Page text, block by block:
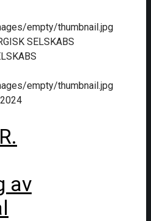
empty/thumbnail.jpg
SELSKABS
empty/thumbnail.jpg
av